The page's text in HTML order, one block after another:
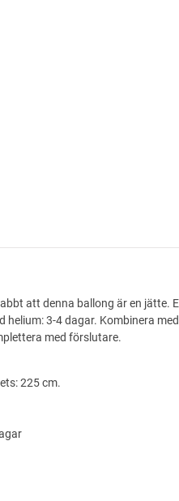
att denna ballong är en jätte.
3-4 dagar. Kombinera
med förslutare.
225 cm.